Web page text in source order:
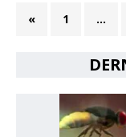
« 1 …